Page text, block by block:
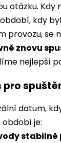
otázku.
kdy
provozu, se
znovu
nejlepší
pro
datum,
je:
stabilně